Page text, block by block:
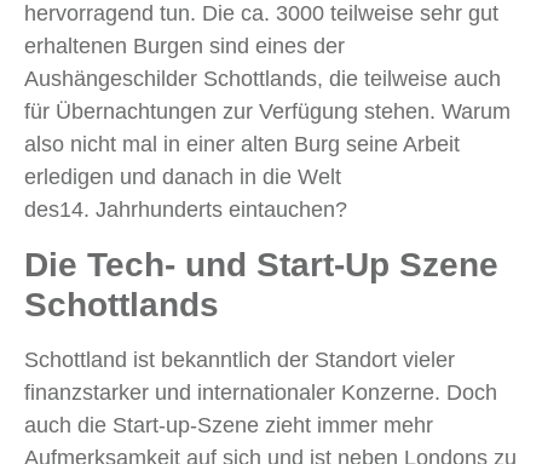
hervorragend tun. Die ca. 3000 teilweise sehr gut
erhaltenen Burgen sind eines der
Aushängeschilder Schottlands, die teilweise auch
für Übernachtungen zur Verfügung stehen. Warum
also nicht mal in einer alten Burg seine Arbeit
erledigen und danach in die Welt
des14. Jahrhunderts eintauchen?
Die Tech- und Start-Up Szene
Schottlands
Schottland ist bekanntlich der Standort vieler
finanzstarker und internationaler Konzerne. Doch
auch die Start-up-Szene zieht immer mehr
Aufmerksamkeit auf sich und ist neben Londons zu